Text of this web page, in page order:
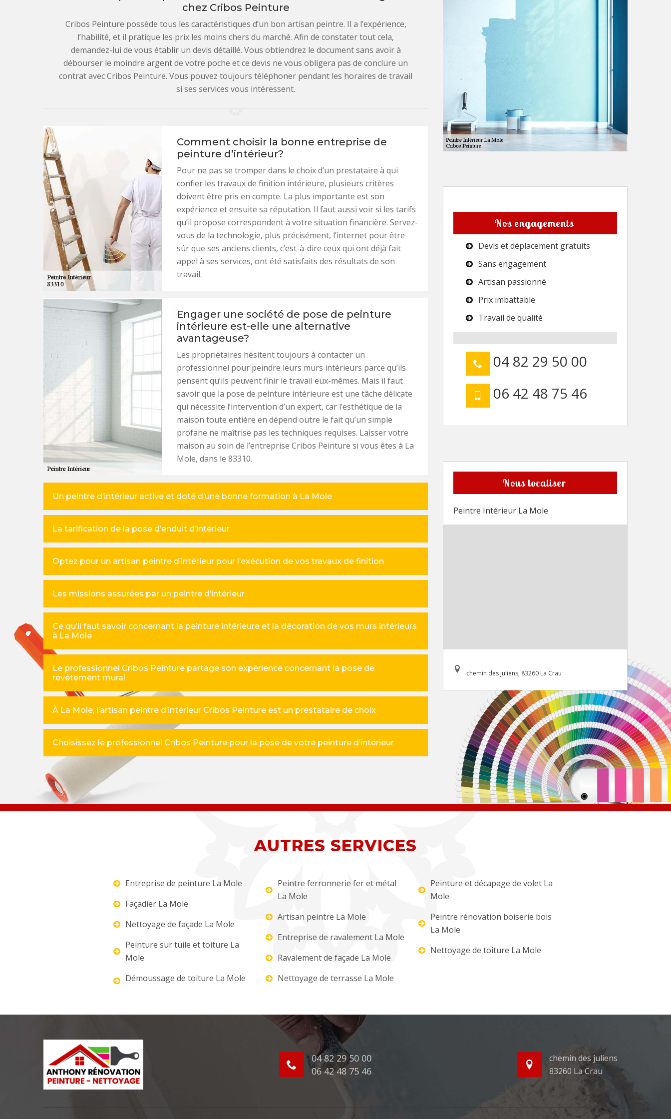
chez Cribos Peinture
Cribos Peinture possède tous les caractéristiques d’un bon artisan peintre. Il a l’expérience,
l’habilité, et il pratique les prix les moins chers du marché. Afin de constater tout cela,
demandez-lui de vous établir un devis détaillé. Vous obtiendrez le document sans avoir à
débourser le moindre argent de votre poche et ce devis ne vous obligera pas de conclure un
contrat avec Cribos Peinture. Vous pouvez toujours téléphoner pendant les horaires de travail
si ses services vous intéressent.
Comment choisir la bonne entreprise de
peinture d’intérieur?
Pour ne pas se tromper dans le choix d’un prestataire à qui
confier les travaux de finition intérieure, plusieurs critères
doivent être pris en compte. La plus importante est son
expérience et ensuite sa réputation. Il faut aussi voir si les tarifs
qu’il propose correspondent à votre situation financière. Servez-
vous de la technologie, plus précisément, l’internet pour être
sûr que ses anciens clients, c’est-à-dire ceux qui ont déjà fait
appel à ses services, ont été satisfaits des résultats de son
travail.
Engager une société de pose de peinture
intérieure est-elle une alternative
avantageuse?
Les propriétaires hésitent toujours à contacter un
professionnel pour peindre leurs murs intérieurs parce qu’ils
pensent qu’ils peuvent finir le travail eux-mêmes. Mais il faut
savoir que la pose de peinture intérieure est une tâche délicate
qui nécessite l’intervention d’un expert, car l’esthétique de la
maison toute entière en dépend outre le fait qu’un simple
profane ne maîtrise pas les techniques requises. Laisser votre
maison au soin de l’entreprise Cribos Peinture si vous êtes à La
Mole, dans le 83310.
Un peintre d’intérieur active et doté d’une bonne formation à La Mole
La tarification de la pose d’enduit d’intérieur
Optez pour un artisan peintre d’intérieur pour l’exécution de vos travaux de finition
Les missions assurées par un peintre d’intérieur
Ce qu’il faut savoir concernant la peinture intérieure et la décoration de vos murs intérieurs
à La Mole
Le professionnel Cribos Peinture partage son expérience concernant la pose de
revêtement mural
À La Mole, l’artisan peintre d’intérieur Cribos Peinture est un prestataire de choix
Choisissez le professionnel Cribos Peinture pour la pose de votre peinture d’intérieur
Nos engagements
Devis et déplacement gratuits
Sans engagement
Artisan passionné
Prix imbattable
Travail de qualité
04 82 29 50 00
06 42 48 75 46
Nous localiser
Peintre Intérieur La Mole
chemin des juliens, 83260 La Crau
AUTRES SERVICES
Entreprise de peinture La Mole
Façadier La Mole
Nettoyage de façade La Mole
Peinture sur tuile et toiture La
Mole
Démoussage de toiture La Mole
Peintre ferronnerie fer et métal
La Mole
Artisan peintre La Mole
Entreprise de ravalement La Mole
Ravalement de façade La Mole
Nettoyage de terrasse La Mole
Peinture et décapage de volet La
Mole
Peintre rénovation boiserie bois
La Mole
Nettoyage de toiture La Mole
04 82 29 50 00
06 42 48 75 46
chemin des juliens
83260 La Crau